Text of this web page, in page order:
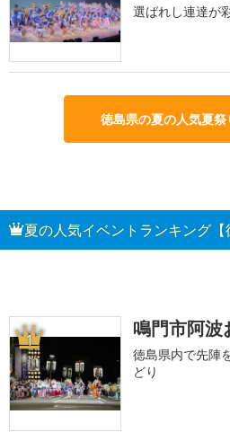
選ばれし連達が
徳島県の夏の人気夏
夏の人気イベントランキング【
1 鳴門市阿波
徳島県内で先陣
どり